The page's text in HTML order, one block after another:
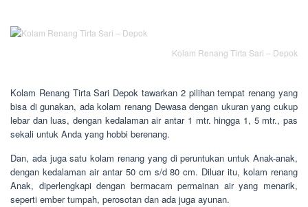
Kolam Renang Tirta Sari – Depok
Kolam Renang Tirta Sari Depok tawarkan 2 pilihan tempat renang yang
bisa di gunakan, ada kolam renang Dewasa dengan ukuran yang cukup
lebar dan luas, dengan kedalaman air antar 1 mtr. hingga 1, 5 mtr., pas
sekali untuk Anda yang hobbi berenang.
Dan, ada juga satu kolam renang yang di peruntukan untuk Anak-anak,
dengan kedalaman air antar 50 cm s/d 80 cm. Diluar itu, kolam renang
Anak, diperlengkapi dengan bermacam permainan air yang menarik,
seperti ember tumpah, perosotan dan ada juga ayunan.